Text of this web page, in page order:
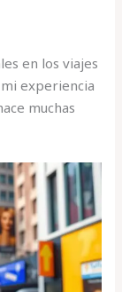
en los viajes
experiencia
muchas